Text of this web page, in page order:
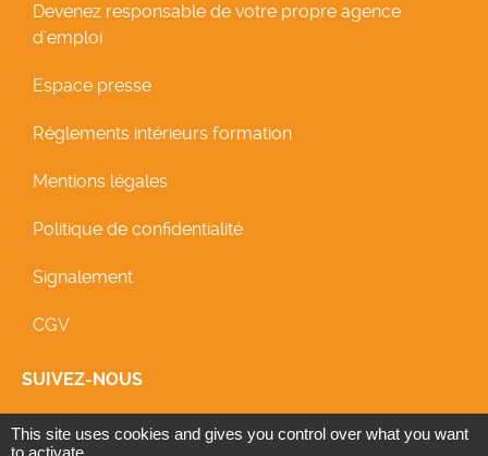
Devenez responsable de votre propre agence
d’emploi
Espace presse
Réglements intérieurs formation
Mentions légales
Politique de confidentialité
Signalement
CGV
SUIVEZ-NOUS
icon Facebookicon Linkedinicon Linkedin
This site uses cookies and gives you control over what you want
to activate